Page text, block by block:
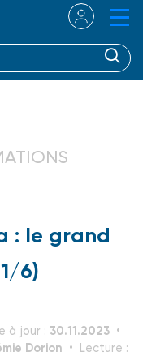
: le grand
6)
à jour : 30.11.2023
Dorion Lecture :